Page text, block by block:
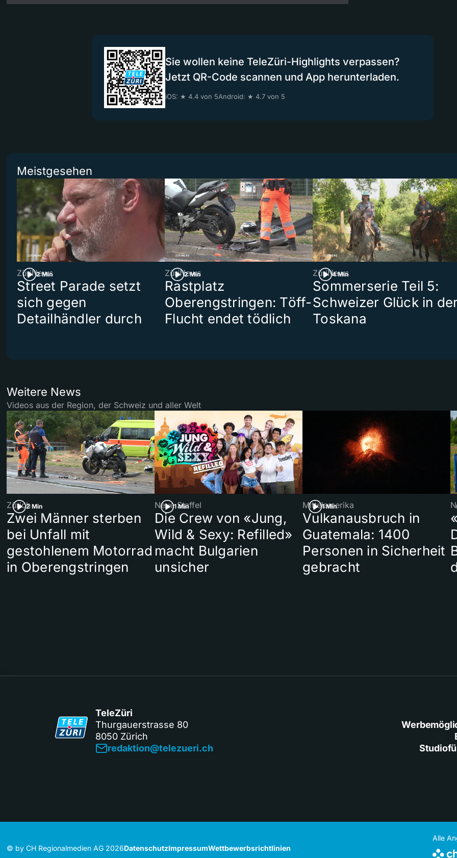
Sie wollen keine TeleZüri-Highlights verpassen?
Jetzt QR-Code scannen und App herunterladen.
iOS: ★ 4.4 von 5Android: ★ 4.7 von 5
Meistgesehen
2 Min
ZüriNews
Street Parade setzt
sich gegen
Detailhändler durch
2 Min
ZüriNews
Rastplatz
Oberengstringen: Töff-
Flucht endet tödlich
4 Min
ZüriNews
Sommerserie Teil 5:
Schweizer Glück in
Toskana
Weitere News
Videos aus der Region, der Schweiz und aller Welt
2 Min
Zürich
Zwei Männer sterben
bei Unfall mit
gestohlenem Motorrad
in Oberengstringen
1 Min
Neue Staffel
Die Crew von «Jung,
Wild & Sexy: Refilled»
macht Bulgarien
unsicher
1 Min
Mittelamerika
Vulkanausbruch in
Guatemala: 1400
Personen in Sicherheit
gebracht
TeleZüri
Thurgauerstrasse 80
8050 Zürich
redaktion@telezueri.ch
© by CH Regionalmedien AG 2026DatenschutzImpressumWettbewerbsrichtlinien
Alle